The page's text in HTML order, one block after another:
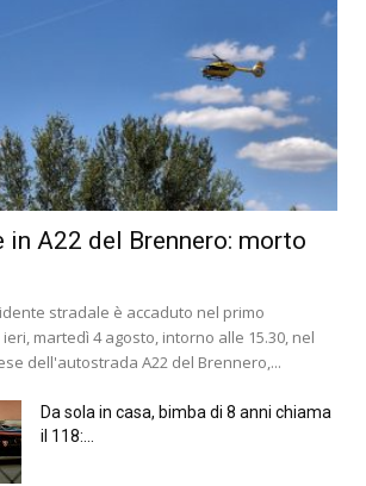
in A22 del Brennero: morto
stradale è accaduto nel primo
martedì 4 agosto, intorno alle 15.30, nel
dell'autostrada A22 del Brennero,...
Da sola in casa, bimba di 8 anni chiama
il 118:...